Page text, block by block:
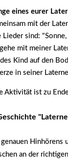
eines eurer
mit der
Lieder sind:
mit meiner
Kind auf den
in seiner
Aktivität ist zu
Hinhörens
an der